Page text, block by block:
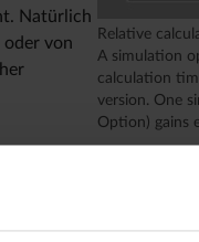
Relative
A simulation
calculation
version. One
Option) gains
Natürlich
oder von